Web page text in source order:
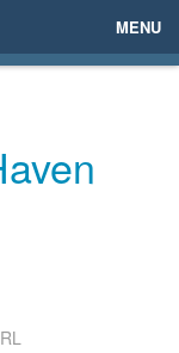
MENU